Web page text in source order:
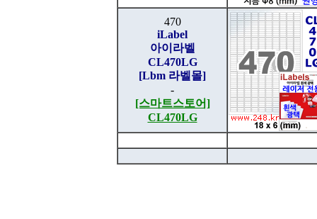
470
iLabel
아이라벨
CL470LG
[Lbm 라벨몰]
-
[스마트스토어]
CL470LG